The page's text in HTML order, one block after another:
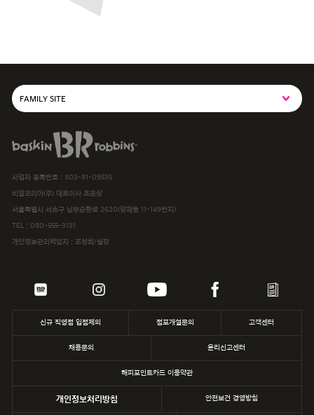
FAMILY SITE
SPC MAGAZINE
해피포인트카드
파스쿠찌
삼립
던킨
baskiN robbiNs
사업자 등록번호 : 303-81-09535
비알코리아(주) 대표이사 조윤상
서울특별시 서초구 남부순환로 2620(양재동 11-149번지)
TEL : 080-555-3131
개인정보관리책임자 : 조성희/실장
신규 직영점 입점제의 점포개설문의 고객센터
채용문의 윤리신고센터
해피포인트카드 이용약관
개인정보처리방침 안전보건 경영방침